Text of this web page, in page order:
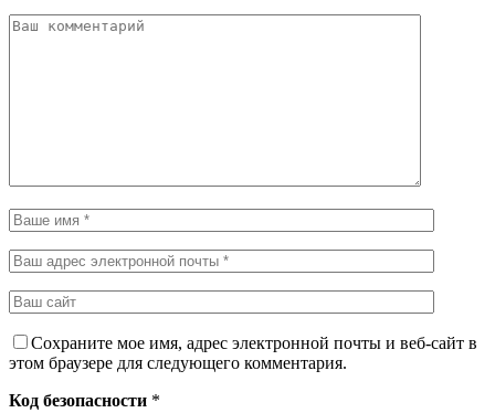
Сохраните мое имя, адрес электронной почты и веб-сайт в
этом браузере для следующего комментария.
Код безопасности *